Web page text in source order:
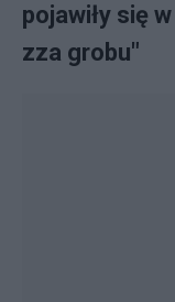
pojawiły się
zza grobu"